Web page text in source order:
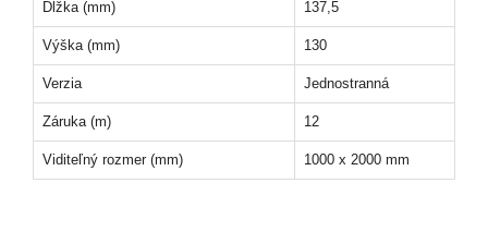
Dĺžka (mm) 137,5
Výška (mm) 130
Verzia Jednostranná
Záruka (m) 12
Viditeľný rozmer (mm) 1000 x 2000 mm